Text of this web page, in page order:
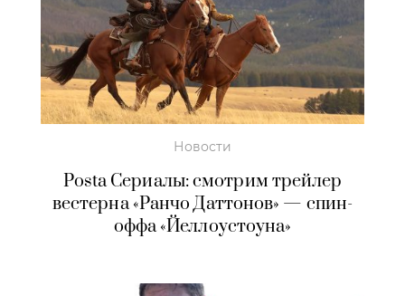
Новости
Posta Сериалы: смотрим трейлер
вестерна «Ранчо Даттонов» — спин-
оффа «Йеллоустоуна»